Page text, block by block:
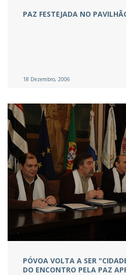
PAZ FESTEJADA NO
18 Dezembro, 2006
PÓVOA VOLTA A SER
DO ENCONTRO PELA PAZ